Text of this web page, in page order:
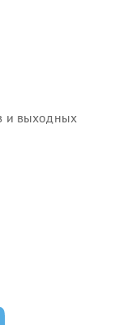
и выходных